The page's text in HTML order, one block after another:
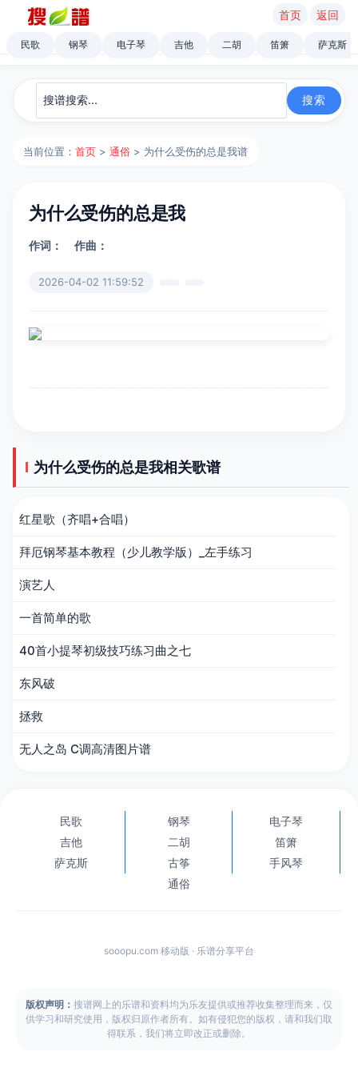
首页 返回
民歌 钢琴 电子琴 吉他 二胡 笛箫 萨克斯
当前位置：首页 >通俗 > 为什么受伤的总是我谱
为什么受伤的总是我
作词： 作曲：
2026-04-02 11:59:52
为什么受伤的总是我相关歌谱
红星歌（齐唱+合唱）
拜厄钢琴基本教程（少儿教学版）_左手练习
演艺人
一首简单的歌
40首小提琴初级技巧练习曲之七
东风破
拯救
无人之岛 C调高清图片谱
民歌 钢琴
电子琴
吉他
二胡
笛箫
萨克斯
古筝
手风琴
通俗
sooopu.com 移动版 · 乐谱分享平台
版权声明： 搜谱网上的乐谱和资料均为乐友提供或推荐收集整理而来，仅
供学习和研究使用，版权归原作者所有。如有侵犯您的版权，请和我们取
得联系，我们将立即改正或删除。